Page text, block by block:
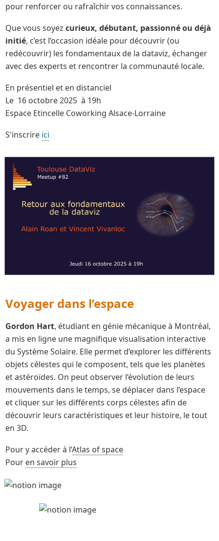
pour renforcer ou rafraîchir vos connaissances.
Que vous soyez curieux, débutant, passionné ou déjà
initié, c’est l’occasion idéale pour découvrir (ou
redécouvrir) les fondamentaux de la dataviz, échanger
avec des experts et rencontrer la communauté locale.
En présentiel et en distanciel
Le  16 octobre 2025  à 19h
Espace Etincelle Coworking Alsace-Lorraine
S'inscrire ici
Voyager dans l’espace
Gordon Hart, étudiant en génie mécanique à Montréal,
a mis en ligne une magnifique visualisation interactive
du Système Solaire. Elle permet d’explorer les différents
objets célestes qui le composent, tels que les planètes
et astéroïdes. On peut observer l’évolution de leurs
mouvements dans le temps, se déplacer dans l’espace
et cliquer sur les différents corps célestes afin de
découvrir leurs caractéristiques et leur histoire, le tout
en 3D.
Pour y accéder à l’Atlas of space
Pour en savoir plus